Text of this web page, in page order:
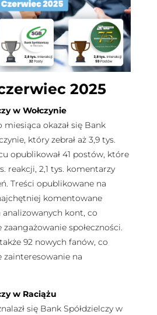
2025
w Wołczynie
okazał się Bank
który zebrał aż 3,9 tys.
opublikował 41 postów, które
reakcji, 2,1 tys. komentarzy
Treści opublikowane na
komentowane
kont, co
społeczności.
92 nowych fanów, co
zainteresowanie na
w Raciążu
się Bank Spółdzielczy w